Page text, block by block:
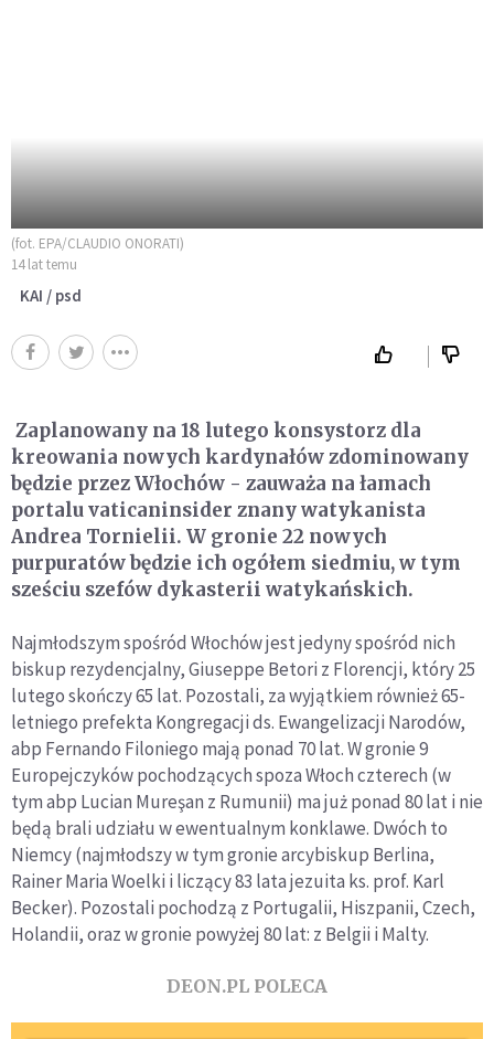
(fot. EPA/CLAUDIO ONORATI)
14 lat temu
KAI / psd
Zaplanowany na 18 lutego konsystorz dla
kreowania nowych kardynałów zdominowany
będzie przez Włochów - zauważa na łamach
portalu vaticaninsider znany watykanista
Andrea Tornielii. W gronie 22 nowych
purpuratów będzie ich ogółem siedmiu, w tym
sześciu szefów dykasterii watykańskich.
Najmłodszym spośród Włochów jest jedyny spośród nich
biskup rezydencjalny, Giuseppe Betori z Florencji, który 25
lutego skończy 65 lat. Pozostali, za wyjątkiem również 65-
letniego prefekta Kongregacji ds. Ewangelizacji Narodów,
abp Fernando Filoniego mają ponad 70 lat. W gronie 9
Europejczyków pochodzących spoza Włoch czterech (w
tym abp Lucian Mureşan z Rumunii) ma już ponad 80 lat i nie
będą brali udziału w ewentualnym konklawe. Dwóch to
Niemcy (najmłodszy w tym gronie arcybiskup Berlina,
Rainer Maria Woelki i liczący 83 lata jezuita ks. prof. Karl
Becker). Pozostali pochodzą z Portugalii, Hiszpanii, Czech,
Holandii, oraz w gronie powyżej 80 lat: z Belgii i Malty.
DEON.PL POLECA